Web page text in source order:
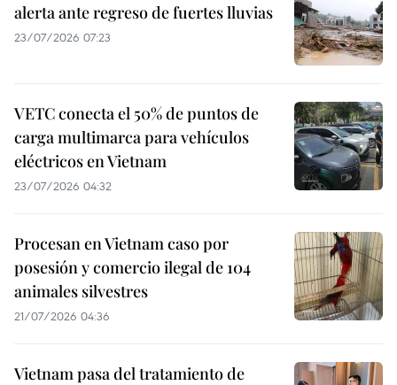
alerta ante regreso de fuertes lluvias
23/07/2026 07:23
VETC conecta el 50% de puntos de
carga multimarca para vehículos
eléctricos en Vietnam
23/07/2026 04:32
Procesan en Vietnam caso por
posesión y comercio ilegal de 104
animales silvestres
21/07/2026 04:36
Vietnam pasa del tratamiento de